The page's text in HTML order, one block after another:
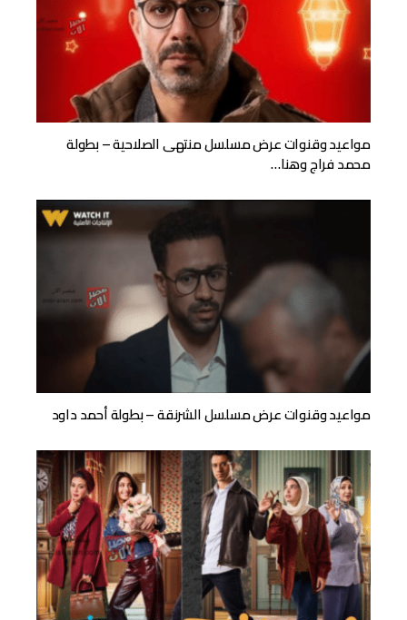
مواعيد وقنوات عرض مسلسل منتهى الصلاحية – بطولة
محمد فراج وهنا…
مواعيد وقنوات عرض مسلسل الشرنقة – بطولة أحمد داود